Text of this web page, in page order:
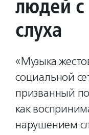
людей
слуха
«Музыка
социальной
призванный
как
нарушением